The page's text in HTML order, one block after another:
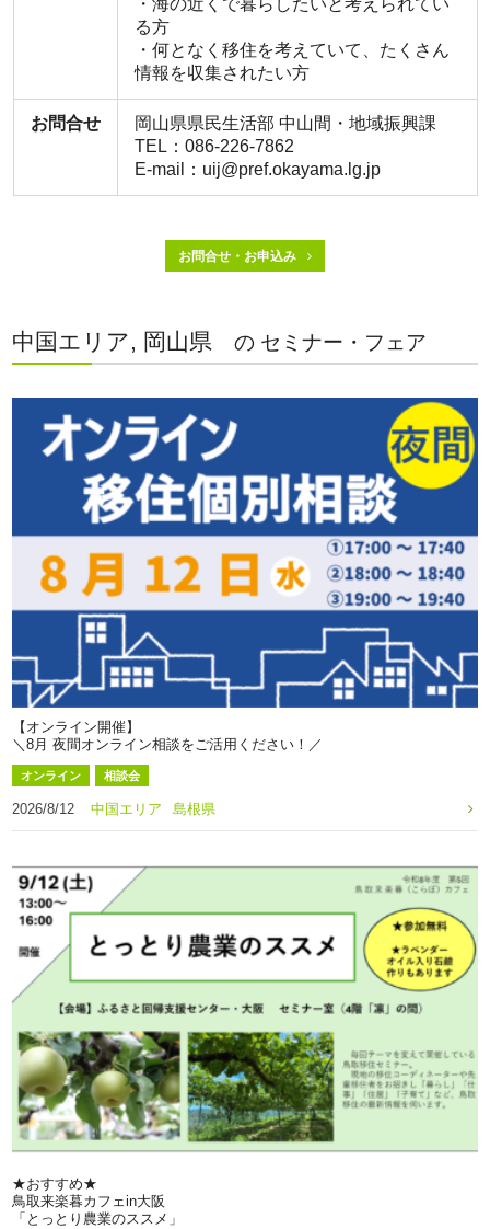
る方
・何となく移住を考えていて、たくさん
情報を収集されたい方
お問合せ
岡山県県民生活部 中山間・地域振興課
TEL：086-226-7862
E-mail：uij@pref.okayama.lg.jp
お問合せ・お申込み
中国エリア, 岡山県 の セミナー・フェア
【オンライン開催】
＼8月 夜間オンライン相談をご活用ください！／
オンライン 相談会
2026/8/12 中国エリア 島根県
★おすすめ★
鳥取来楽暮カフェin大阪
「とっとり農業のススメ」